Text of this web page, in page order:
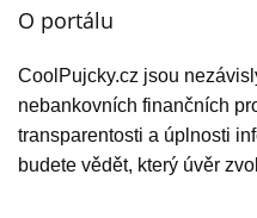
O portálu
CoolPujcky.cz jsou
nebankovních finančních
transparentosti a úplnosti
budete vědět, který úvěr